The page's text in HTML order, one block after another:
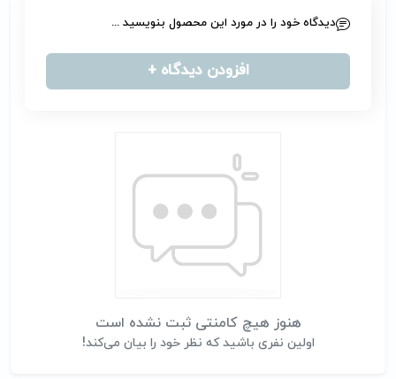
هنوز هیچ کامنتی ثبت نشده است
اولین نفری باشید که نظر خود را بیان می‌کند!
دیدگاه خود را در مورد این محصول بنویسید ...
افزودن دیدگاه +